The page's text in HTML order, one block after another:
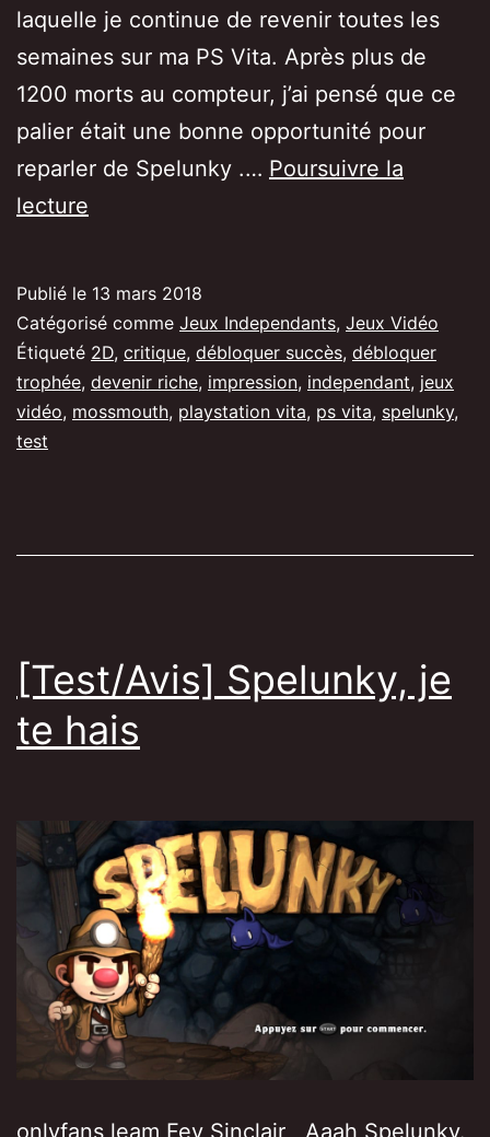
laquelle je continue de revenir toutes les
semaines sur ma PS Vita. Après plus de
1200 morts au compteur, j’ai pensé que ce
palier était une bonne opportunité pour
reparler de Spelunky .… Poursuivre la
lecture
sur
Spelunky
Publié le 13 mars 2018
Catégorisé comme Jeux Independants, Jeux Vidéo
Étiqueté 2D, critique, débloquer succès, débloquer
trophée, devenir riche, impression, independant, jeux
vidéo, mossmouth, playstation vita, ps vita, spelunky,
test
[Test/Avis] Spelunky, je
te hais
onlyfans leam Fey Sinclair Aaah Spelunky.